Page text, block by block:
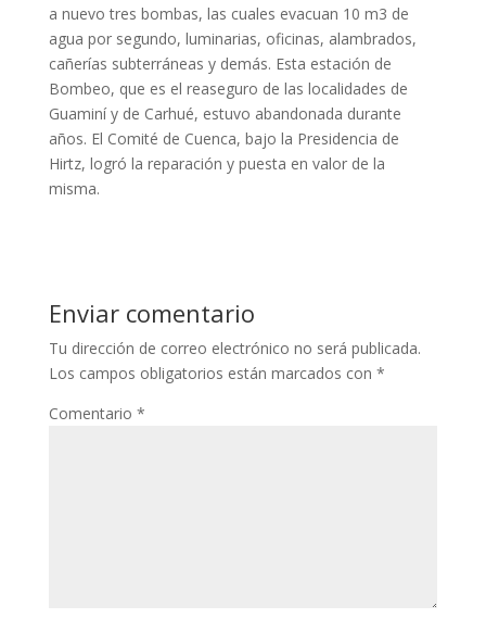
a nuevo tres bombas, las cuales evacuan 10 m3 de
agua por segundo, luminarias, oficinas, alambrados,
cañerías subterráneas y demás. Esta estación de
Bombeo, que es el reaseguro de las localidades de
Guaminí y de Carhué, estuvo abandonada durante
años. El Comité de Cuenca, bajo la Presidencia de
Hirtz, logró la reparación y puesta en valor de la
misma.
Enviar comentario
Tu dirección de correo electrónico no será publicada.
Los campos obligatorios están marcados con *
Comentario *